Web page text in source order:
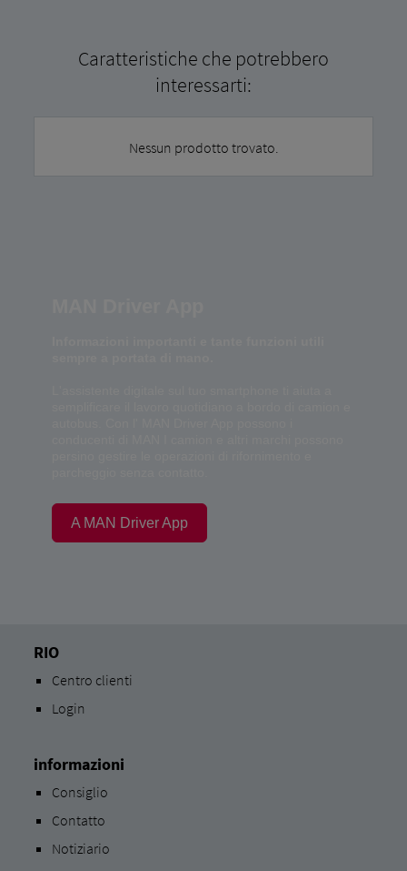
Caratteristiche che potrebbero
interessarti:
Nessun prodotto trovato.
A MAN Driver App
RIO
Centro clienti
Login
informazioni
Consiglio
Contatto
Notiziario